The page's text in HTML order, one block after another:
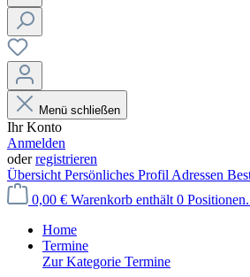
Menü schließen
Ihr Konto
Anmelden
oderregistrieren
Übersicht Persönliches Profil Adressen
0,00 € Warenkorb enthält 0
Home
Termine
Zur Kategorie Termine